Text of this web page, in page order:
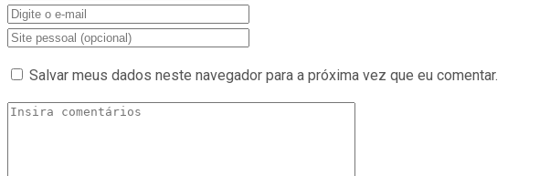
Salvar meus dados neste navegador para a próxima vez que eu comentar.